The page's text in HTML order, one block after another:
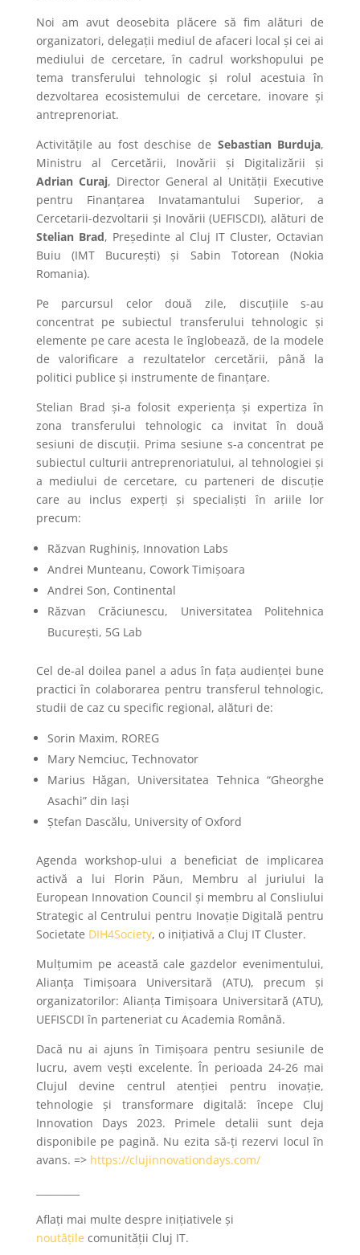
Noi am avut deosebita plăcere să fim alături de
organizatori, delegații mediul de afaceri local și cei ai
mediului de cercetare, în cadrul workshopului pe
tema transferului tehnologic și rolul acestuia în
dezvoltarea ecosistemului de cercetare, inovare și
antreprenoriat.
Activitățile au fost deschise de Sebastian Burduja,
Ministru al Cercetării, Inovării și Digitalizării și
Adrian Curaj, Director General al Unității Executive
pentru Finanțarea Invatamantului Superior, a
Cercetarii-dezvoltarii și Inovării (UEFISCDI), alături de
Stelian Brad, Președinte al Cluj IT Cluster, Octavian
Buiu (IMT București) și Sabin Totorean (Nokia
Romania).
Pe parcursul celor două zile, discuțiile s-au
concentrat pe subiectul transferului tehnologic și
elemente pe care acesta le înglobează, de la modele
de valorificare a rezultatelor cercetării, până la
politici publice și instrumente de finanțare.
Stelian Brad și-a folosit experiența și expertiza în
zona transferului tehnologic ca invitat în două
sesiuni de discuții. Prima sesiune s-a concentrat pe
subiectul culturii antreprenoriatului, al tehnologiei și
a mediului de cercetare, cu parteneri de discuție
care au inclus experți și specialiști în ariile lor
precum:
Răzvan Rughiniș, Innovation Labs
Andrei Munteanu, Cowork Timișoara
Andrei Son, Continental
Răzvan Crăciunescu, Universitatea Politehnica
București, 5G Lab
Cel de-al doilea panel a adus în fața audienței bune
practici în colaborarea pentru transferul tehnologic,
studii de caz cu specific regional, alături de:
Sorin Maxim, ROREG
Mary Nemciuc, Technovator
Marius Hăgan, Universitatea Tehnica “Gheorghe
Asachi” din Iași
Ștefan Dascălu, University of Oxford
Agenda workshop-ului a beneficiat de implicarea
activă a lui Florin Păun, Membru al juriului la
European Innovation Council și membru al Consliului
Strategic al Centrului pentru Inovație Digitală pentru
Societate DIH4Society, o inițiativă a Cluj IT Cluster.
Mulțumim pe această cale gazdelor evenimentului,
Alianța Timișoara Universitară (ATU), precum și
organizatorilor: Alianța Timișoara Universitară (ATU),
UEFISCDI în parteneriat cu Academia Română.
Dacă nu ai ajuns în Timișoara pentru sesiunile de
lucru, avem vești excelente. În perioada 24-26 mai
Clujul devine centrul atenției pentru inovație,
tehnologie și transformare digitală: începe Cluj
Innovation Days 2023. Primele detalii sunt deja
disponibile pe pagină. Nu ezita să-ți rezervi locul în
avans. => https://clujinnovationdays.com/
Aflați mai multe despre inițiativele și
noutățile comunității Cluj IT.